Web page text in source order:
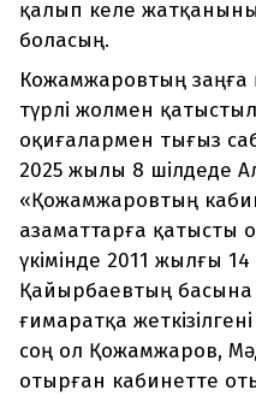
қалып келе
боласың.
Кожамжаровтың
түрлі жолмен
оқиғалармен тығыз
2025 жылы 8 шілдеде
«Қожамжаровтың
азаматтарға қатысты
үкімінде 2011 жылғы
Қайырбаевтың басына
ғимаратқа
соң ол Қожамжаров,
отырған кабинетте